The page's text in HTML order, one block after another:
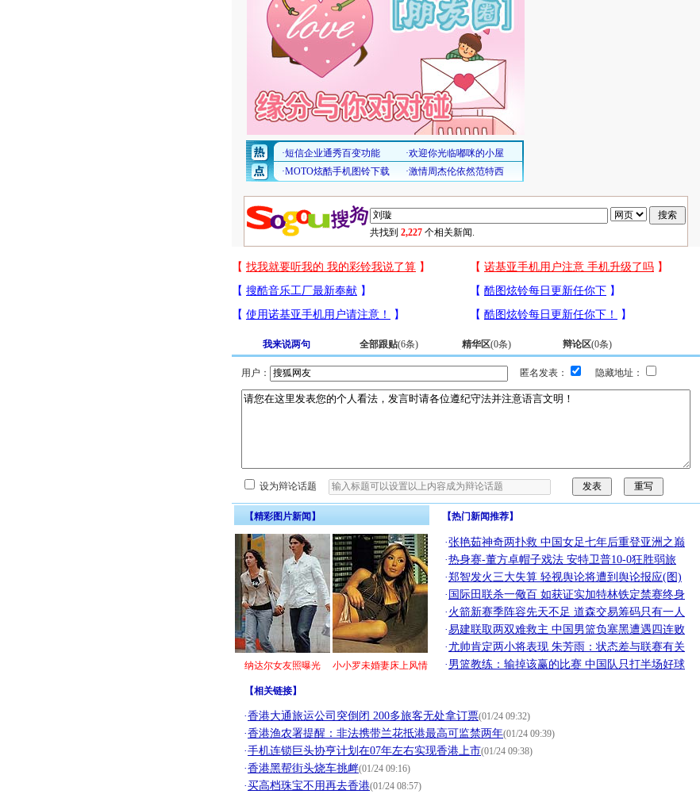
共找到 2,227 个相关新闻.
我来说两句 全部跟贴(6条) 精华区(0条) 辩论区(0条)
用户： 匿名发表： 隐藏地址：
设为辩论话题
【精彩图片新闻】
纳达尔女友照曝光 小小罗未婚妻床上风情
【热门新闻推荐】
·张艳茹神奇两扑救 中国女足七年后重登亚洲之巅
·热身赛-董方卓帽子戏法 安特卫普10-0狂胜弱旅
·郑智发火三大失算 轻视舆论将遭到舆论报应(图)
· 国际田联杀一儆百 如获证实加特林铁定禁赛终身
· 火箭新赛季阵容先天不足 道森交易筹码只有一人
·易建联取两双难救主 中国男篮负塞黑遭遇四连败
·尤帅肯定两小将表现 朱芳雨：状态差与联赛有关
· 男篮教练：输掉该赢的比赛 中国队只打半场好球
【相关链接】
·香港大通旅运公司突倒闭 200多旅客无处拿订票(01/24 09:32)
·香港渔农署提醒：非法携带兰花抵港最高可监禁两年(01/24 09:39)
·手机连锁巨头协亨计划在07年左右实现香港上市(01/24 09:38)
·香港黑帮街头烧车挑衅(01/24 09:16)
·买高档珠宝不用再去香港(01/24 08:57)